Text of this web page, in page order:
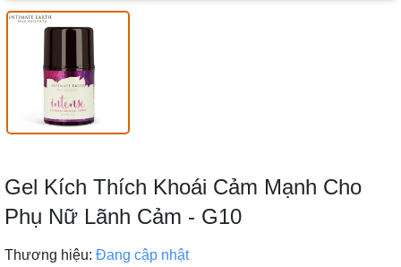
Gel Kích Thích Khoái Cảm Mạnh Cho
Phụ Nữ Lãnh Cảm - G10
Thương hiệu: Đang cập nhật